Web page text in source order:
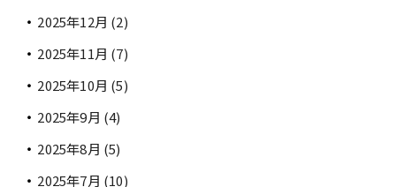
2025年12月 (2)
2025年11月 (7)
2025年10月 (5)
2025年9月 (4)
2025年8月 (5)
2025年7月 (10)